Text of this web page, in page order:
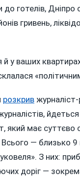
до готелів,
гривень,
у ваших
розкрив
який має
— близько
З них:
доріг —